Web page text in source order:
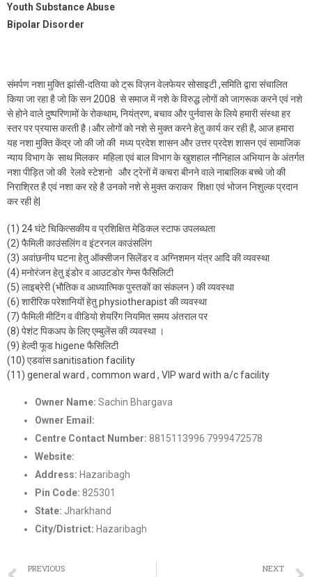
Youth Substance Abuse
Bipolar Disorder
संमर्पण नशा मुक्ति झांसी-दतिया को ट्रू विज़न वेलफेयर सोसाइटी ,समिति द्वारा संचालित
किया जा रहा है जो कि सन 2008 से समाज में नशे के विरुद्ध लोगों को जागरूक करने एवं नशे
से होने वाले दुष्परिणामों के रोकथाम, नियंत्रण, बचाव और पुर्नवास के लिये हमारी संस्था हर
स्तर पर प्रयास करती है।और लोगों को नशे से मुक्त करने हेतु कार्य कर रही है, आज हमारा
यह नशा मुक्ति केंद्र जो की जो की मध्य प्रदेश शासन और उत्तर प्रदेश शासन एवं सामाजिक
न्याय विभाग के साथ मिलकर महिला एवं बाल विभाग के खुशहाल नौनिहाल अभियान के अंतर्गत
नशा पीड़ित जो की रेलवे स्टेशनो और ट्रेनों में कचरा बीनने वाले नाबालिक बच्चे जो की
निराश्रित है एवं नशा कर रहे है उनको नशे से मुक्त कराकर शिक्षा एवं भोजन निशुल्क प्रदान
कर रही हे|
(1) 24 घंटे चिकित्सकीय व प्रशिक्षित मेडिकल स्टाफ उपलब्धता
(2) फैमिली काउंसलिंग व इंटरनल काउंसलिंग
(3) अवांछनीय घटना हेतु ऑक्सीजन सिलेंडर व अग्निशमन यंत्र आदि की व्यवस्था
(4) मनोरंजन हेतु इंडोर व आउटडोर गेम्स फैसिलिटी
(5) लाइब्रेरी (भौतिक व आध्यात्मिक पुस्तकों का संकलन ) की व्यवस्था
(6) शारीरिक परेशानियों हेतु physiotherapist की व्यवस्था
(7) फैमिली मीटिंग व वीडियो शेयरिंग नियमित समय अंतराल पर
(8) पेशंट पिकअप के लिए एम्बुलेंस की व्यवस्था ।
(9) हेल्दी फूड higene फैसिलिटी
(10) एडवांस sanitisation facility
(11) general ward , common ward , VIP ward with a/c facility
Owner Name: Sachin Bhargava
Owner Email:
Centre Contact Number: 8815113996 7999472578
Website:
Address: Hazaribagh
Pin Code: 825301
State: Jharkhand
City/District: Hazaribagh
PREVIOUS NEXT